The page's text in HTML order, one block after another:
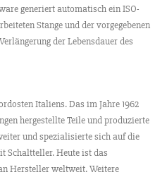
generiert automatisch ein ISO-
Stange und der vorgegebenen
der Lebensdauer des
Italiens. Das im Jahre 1962
hergestellte Teile und produzierte
und spezialisierte sich auf die
Schaltteller. Heute ist das
Hersteller weltweit. Weitere